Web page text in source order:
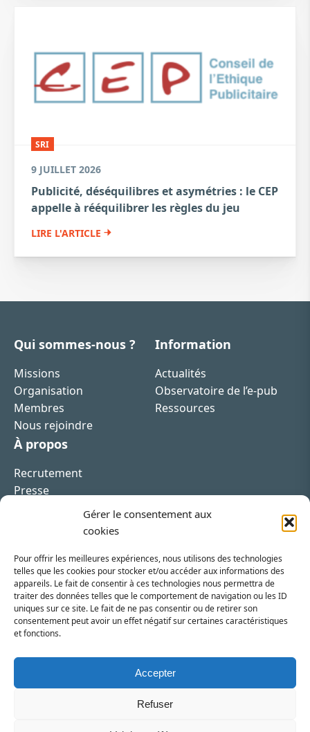
Gérer le consentement aux
cookies
Pour offrir les meilleures expériences, nous utilisons des technologies
telles que les cookies pour stocker et/ou accéder aux informations des
appareils. Le fait de consentir à ces technologies nous permettra de
traiter des données telles que le comportement de navigation ou les ID
uniques sur ce site. Le fait de ne pas consentir ou de retirer son
consentement peut avoir un effet négatif sur certaines caractéristiques
et fonctions.
Accepter
Refuser
SRI
9 JUILLET 2026
Publicité, déséquilibres et asymétries : le CEP
appelle à rééquilibrer les règles du jeu
LIRE L'ARTICLE
Qui sommes-nous ?
Missions
Organisation
Membres
Nous rejoindre
Information
Actualités
Observatoire de l’e-pub
Ressources
À propos
Recrutement
Presse
Inscrivez-vous à la newsletter
Vous recevrez régulièrement les dernières actualités
du SRI.